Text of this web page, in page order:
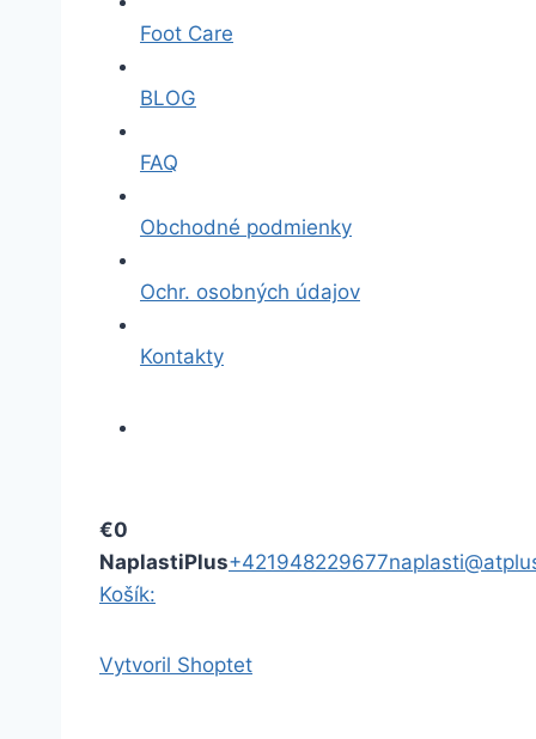
Foot Care
BLOG
FAQ
Obchodné podmienky
Ochr. osobných údajov
Kontakty
€0
NaplastiPlus+421948229677
Košík:
Vytvoril Shoptet